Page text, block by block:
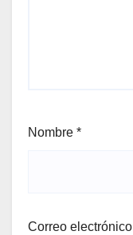
Nombre *
Correo electrónico